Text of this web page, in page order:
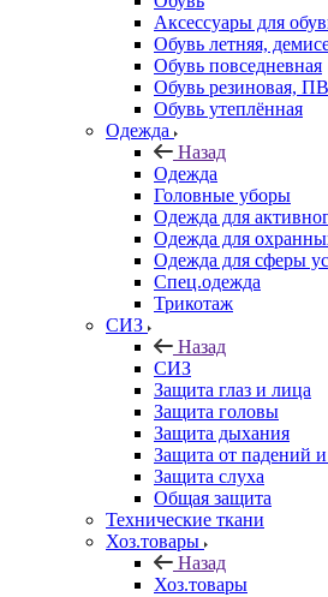
Аксессуары для
Обувь летняя,
Обувь повседневная
Обувь резиновая,
Обувь утеплённая
Одежда
Назад
Одежда
Головные уборы
Одежда для
Одежда для
Одежда для сферы
Спец.одежда
Трикотаж
СИЗ
Назад
СИЗ
Защита глаз и лица
Защита головы
Защита дыхания
Защита от падений
Защита слуха
Общая защита
Технические ткани
Хоз.товары
Назад
Хоз.товары